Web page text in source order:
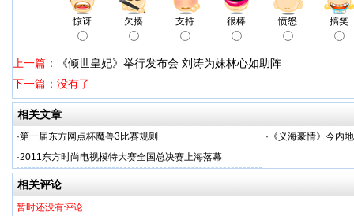
惊讶 欠揍 支持 很棒 愤怒 搞笑
上一篇：
《倾世皇妃》举行发布会 刘涛为妹林心如助阵
下一篇：没有了
相关文章
·第一届东方网点杯魔兽3比赛规则 · 《义海豪情》今内
·2011东方时尚电视模特大赛全国总决赛上海落幕
相关评论
暂时还没有评论